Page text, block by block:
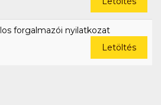
forgalmazói nyilatkozat
Letöltés